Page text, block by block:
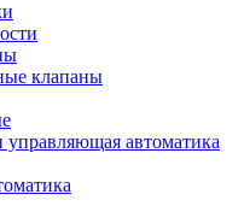
клапаны
автоматика